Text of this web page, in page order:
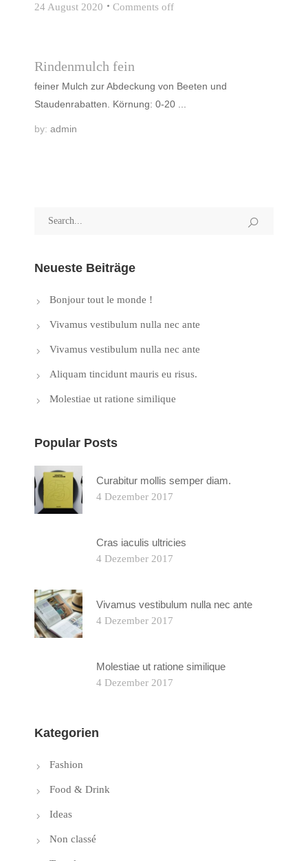
24 August 2020 Comments off
Rindenmulch fein
feiner Mulch zur Abdeckung von Beeten und
Staudenrabatten. Körnung: 0-20 ...
by: admin
Neueste Beiträge
Bonjour tout le monde !
Vivamus vestibulum nulla nec ante
Vivamus vestibulum nulla nec ante
Aliquam tincidunt mauris eu risus.
Molestiae ut ratione similique
Popular Posts
Curabitur mollis semper diam.
4 Dezember 2017
Cras iaculis ultricies
4 Dezember 2017
Vivamus vestibulum nulla nec ante
4 Dezember 2017
Molestiae ut ratione similique
4 Dezember 2017
Kategorien
Fashion
Food & Drink
Ideas
Non classé